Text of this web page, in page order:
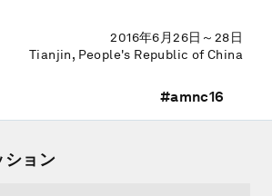
2016年6月26日～28日
Tianjin, People's Republic of China
#amnc16
ション